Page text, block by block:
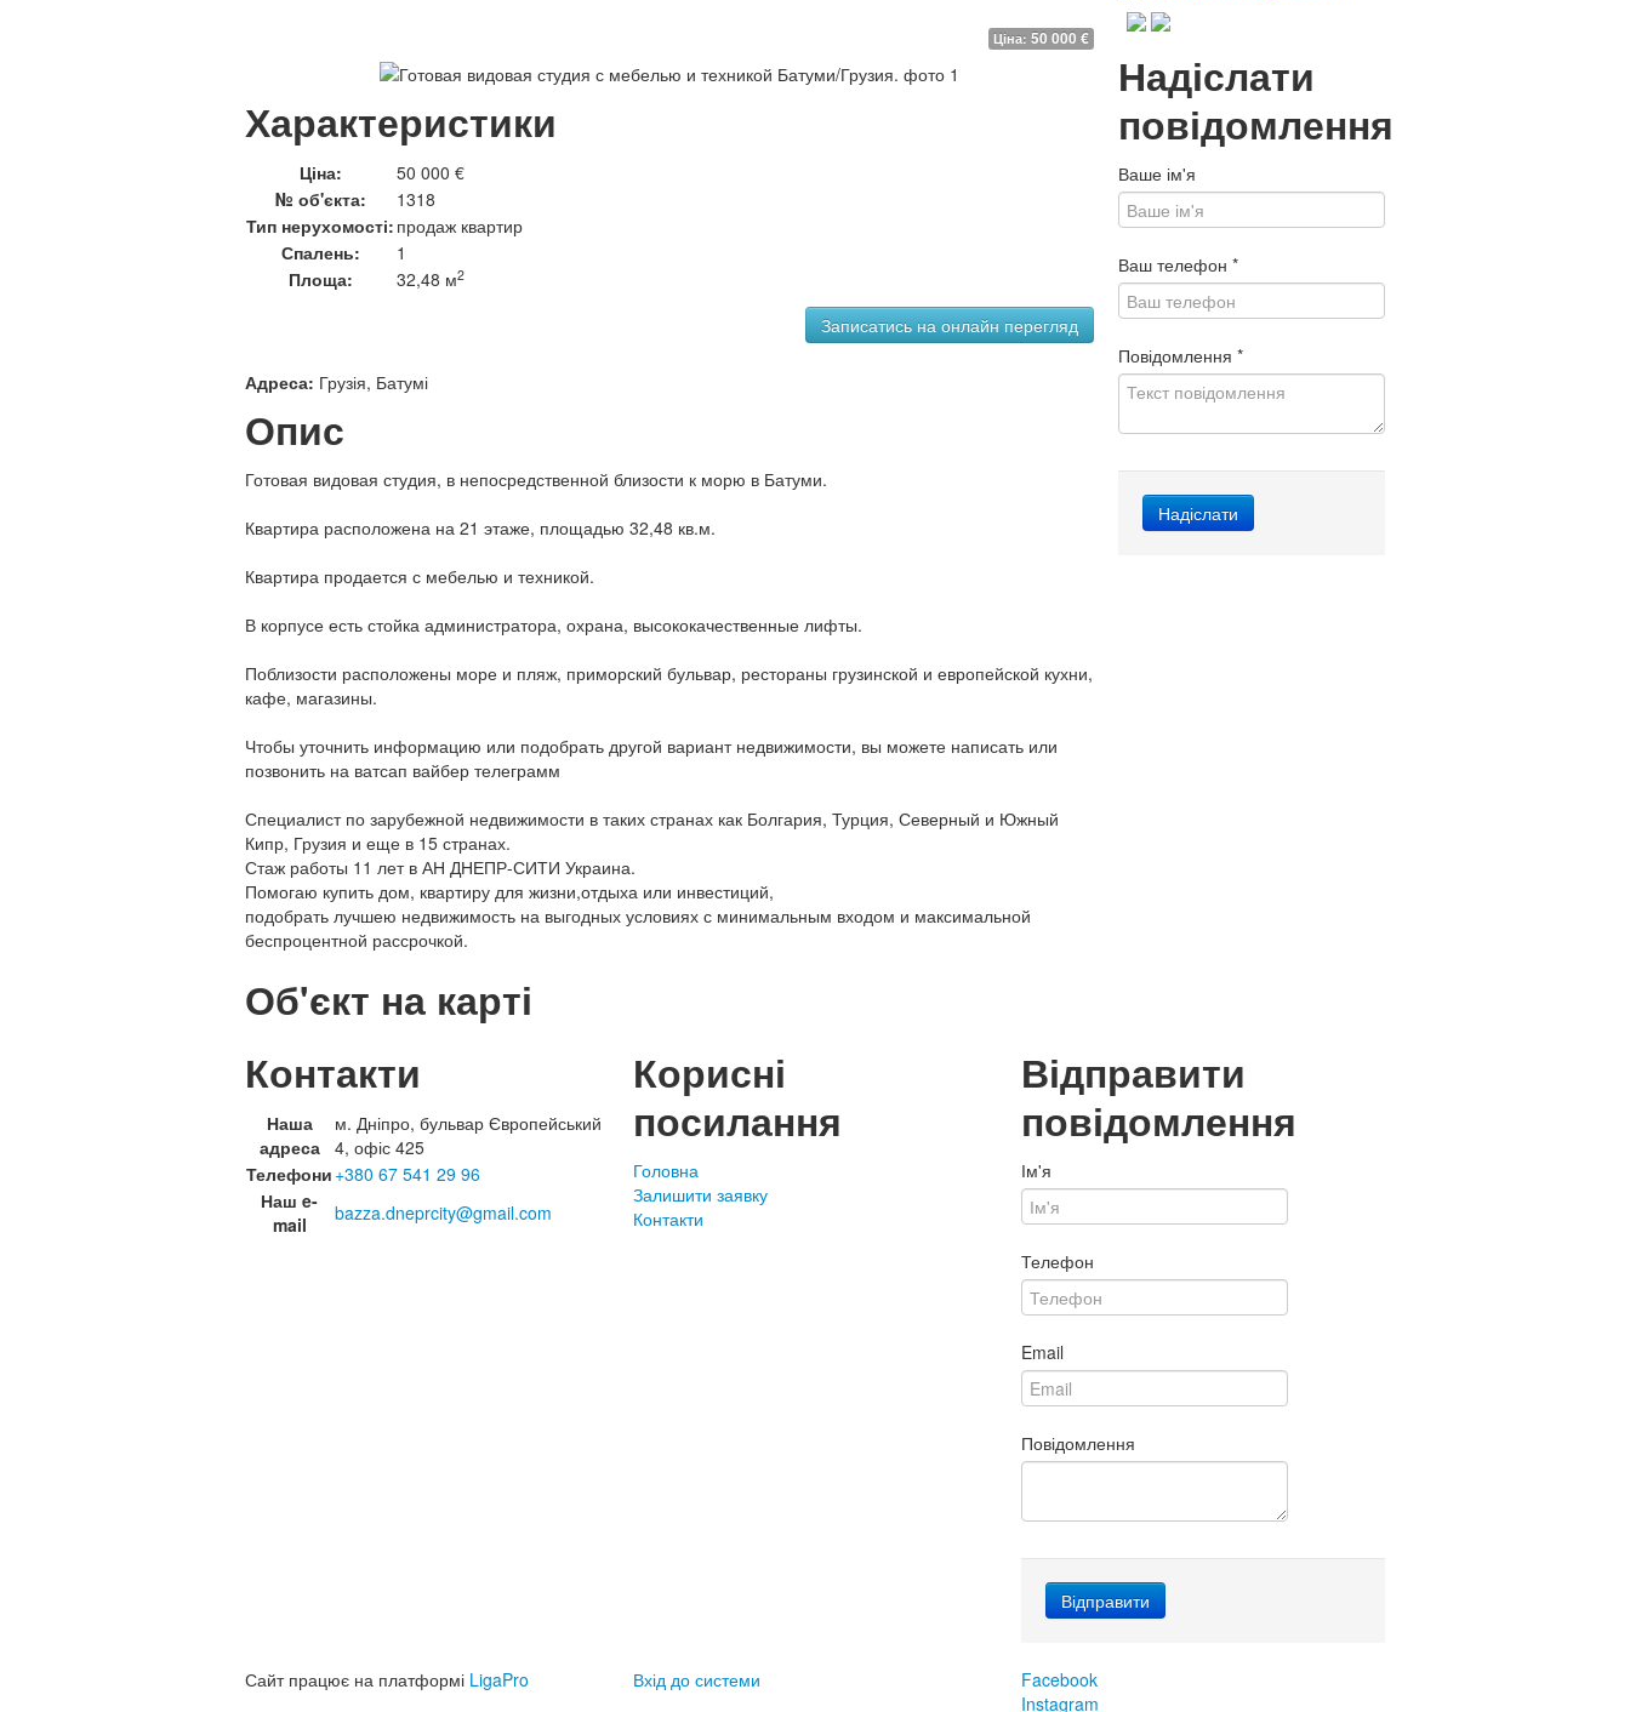
Ціна: 50 000 €
Характеристики
Ціна:
50 000 €
№ об'єкта:
1318
Тип нерухомості: продаж квартир
Спалень:
1
Площа:
32,48 м2
Адреса: Грузія, Батумі
Опис
Готовая видовая студия, в непосредственной близости к морю в Батуми.
Квартира расположена на 21 этаже, площадью 32,48 кв.м.
Квартира продается с мебелью и техникой.
В корпусе есть стойка администратора, охрана, высококачественные лифты.
Поблизости расположены море и пляж, приморский бульвар, рестораны грузинской и европейской кухни,
кафе, магазины.
Чтобы уточнить информацию или подобрать другой вариант недвижимости, вы можете написать или
позвонить на ватсап вайбер телеграмм
Специалист по зарубежной недвижимости в таких странах как Болгария, Турция, Северный и Южный
Кипр, Грузия и еще в 15 странах.
Стаж работы 11 лет в АН ДНЕПР-СИТИ Украина.
Помогаю купить дом, квартиру для жизни,отдыха или инвестиций,
подобрать лучшею недвижимость на выгодных условиях с минимальным входом и максимальной
беспроцентной рассрочкой.
Об'єкт на карті
Надіслати
повідомлення
Ваше ім'я
Ваш телефон *
Повідомлення *
Контакти
Наша
адреса
м. Дніпро, бульвар Європейський
4, офіс 425
Телефони +380 67 541 29 96
Наш e-
mail
bazza.dneprcity@gmail.com
Корисні
посилання
Головна
Залишити заявку
Контакти
Відправити
повідомлення
Ім'я
Телефон
Email
Повідомлення
Сайт працює на платформі LigaPro Вхід до системи
Facebook
Instagram